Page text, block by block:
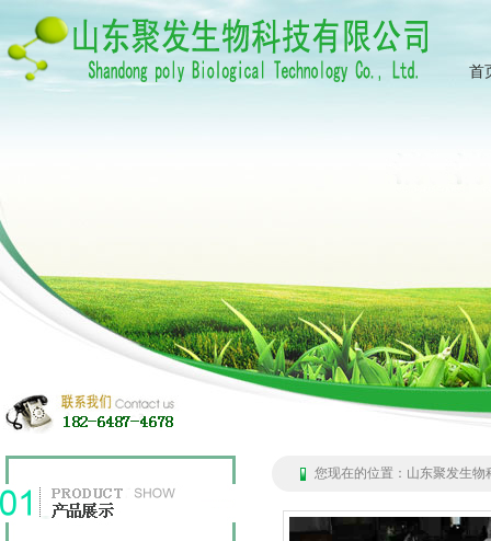
首
您现在的位置： 山东聚发生物